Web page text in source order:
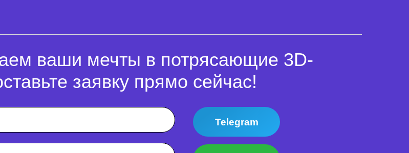
ваши мечты в потрясающие 3D-
заявку прямо сейчас!
Telegram